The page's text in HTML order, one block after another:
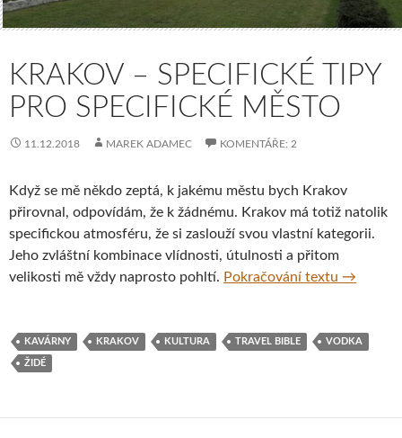
KRAKOV – SPECIFICKÉ TIPY
PRO SPECIFICKÉ MĚSTO
11.12.2018 MAREK ADAMEC KOMENTÁŘE: 2
Když se mě někdo zeptá, k jakému městu bych Krakov
přirovnal, odpovídám, že k žádnému. Krakov má totiž natolik
specifickou atmosféru, že si zaslouží svou vlastní kategorii.
Jeho zvláštní kombinace vlídnosti, útulnosti a přitom
velikosti mě vždy naprosto pohltí. Pokračování textu Krakov –
→
KAVÁRNY KRAKOV KULTURA TRAVEL BIBLE VODKA
ŽIDÉ